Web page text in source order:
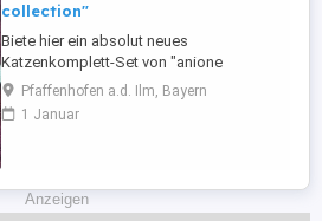
collection"
Biete hier ein absolut neues
Katzenkomplett-Set von "anione
collection" noch in der
Originalverpackung( mit Anhänger) sehr
umfangreich. für 150,-- Euro *
Remover * 3 x Kratzpappe * Duft
Beruhigungskissen * und jede Menge ...
Pfaffenhofen a.d. Ilm, Bayern
1 Januar
Anzeigen